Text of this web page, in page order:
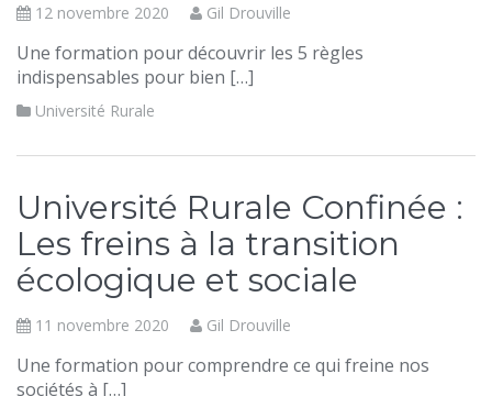
12 novembre 2020 Gil Drouville
Une formation pour découvrir les 5 règles
indispensables pour bien […]
Université Rurale
Université Rurale Confinée :
Les freins à la transition
écologique et sociale
11 novembre 2020 Gil Drouville
Une formation pour comprendre ce qui freine nos
sociétés à […]